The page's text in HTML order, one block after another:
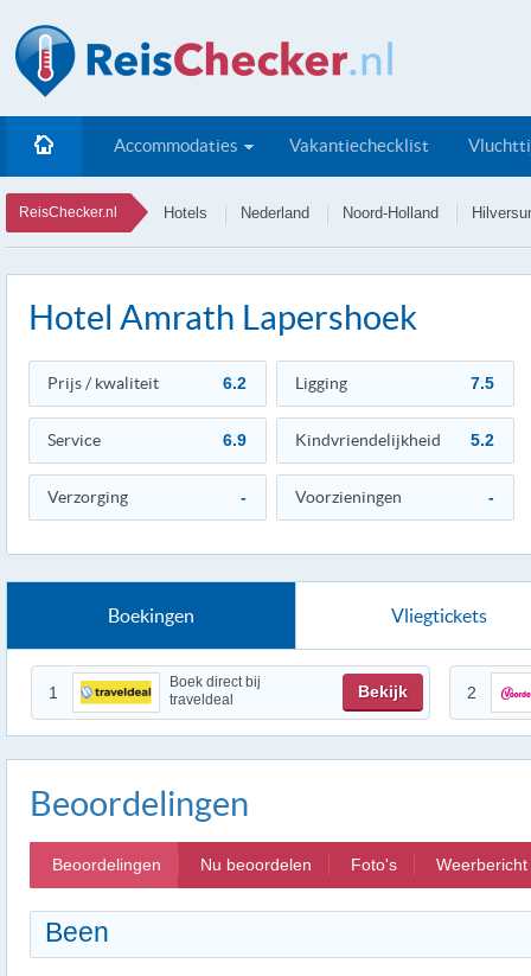
Accommodaties Vakantiechecklist
ReisChecker.nl Hotels Nederland Noord-Holland
Hotel Amrath Lapershoek
Prijs / kwaliteit 6.2 Ligging 7.5
Service 6.9 Kindvriendelijkheid 5.2
Verzorging - Voorzieningen -
Boekingen Vliegtickets
1
Boek direct bij
traveldeal
Bekijk 2
Beoordelingen
Beoordelingen Nu beoordelen Foto's Weerbericht
Been